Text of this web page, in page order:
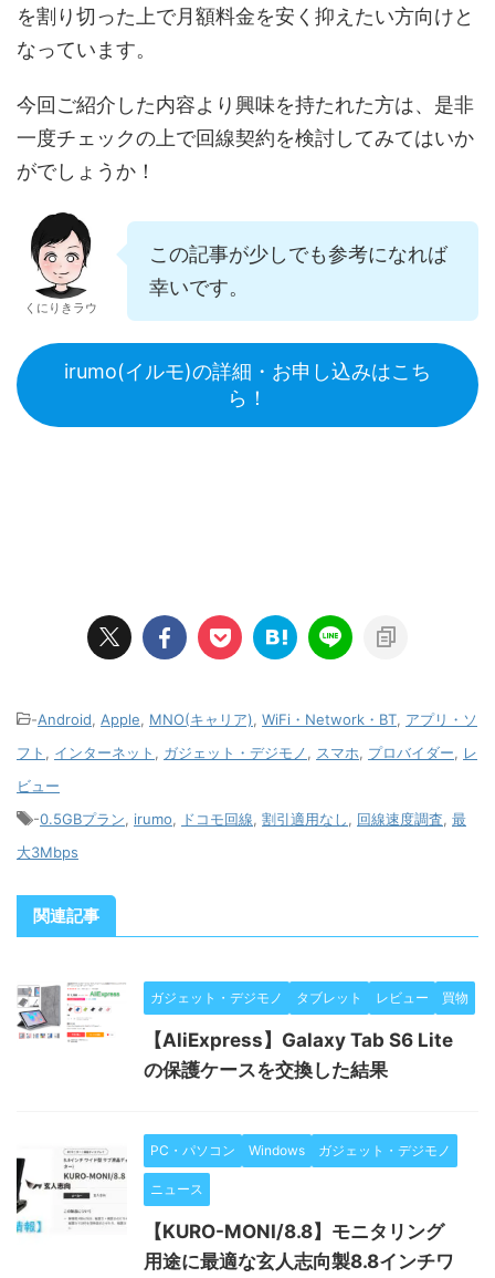
を割り切った上で月額料金を安く抑えたい方向けと
なっています。
今回ご紹介した内容より興味を持たれた方は、是非
一度チェックの上で回線契約を検討してみてはいか
がでしょうか！
くにりきラウ
この記事が少しでも参考になれば
幸いです。
irumo(イルモ)の詳細・お申し込みはこち
ら！
-Android Apple MNO(キャリア) WiFi・Network・BT アプリ・ソ
フト
インターネット ガジェット・デジモノ スマホ プロバイダー
レ
ビュー
-0.5GBプラン irumo ドコモ回線 割引適用なし 回線速度調査 最
大3Mbps
関連記事
ガジェット・デジモノ タブレット レビュー 買物
【AliExpress】Galaxy Tab S6 Lite
の保護ケースを交換した結果
PC・パソコン Windows ガジェット・デジモノ
ニュース
【KURO-MONI/8.8】モニタリング
用途に最適な玄人志向製8.8インチワ